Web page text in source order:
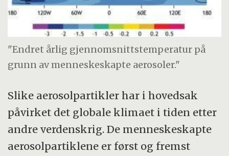
"Endret årlig gjennomsnittstemperatur på
grunn av menneskeskapte aerosoler."
Slike aerosolpartikler har i hovedsak
påvirket det globale klimaet i tiden etter
andre verdenskrig. De menneskeskapte
aerosolpartiklene er først og fremst